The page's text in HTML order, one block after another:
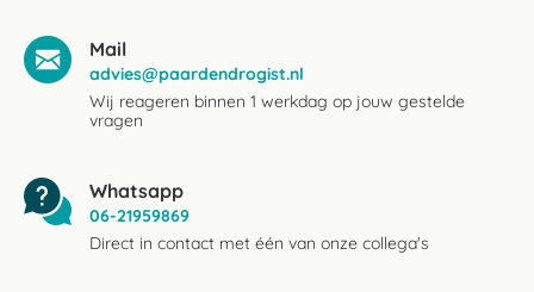
Mail
advies@paardendrogist.nl
Wij reageren binnen 1 werkdag op jouw gestelde
vragen
Whatsapp
06-21959869
Direct in contact met één van onze collega's